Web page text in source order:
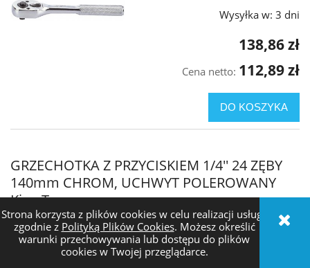
Strona korzysta z plików cookies w celu realizacji usług i
zgodnie z Polityką Plików Cookies. Możesz określić
warunki przechowywania lub dostępu do plików
cookies w Twojej przeglądarce.
Wysyłka w: 3 dni
138,86 zł
Cena netto: 112,89 zł
DO KOSZYKA
GRZECHOTKA Z PRZYCISKIEM 1/4'' 24 ZĘBY
140mm CHROM, UCHWYT POLEROWANY
King Tony
Wysyłka w: 3 dni